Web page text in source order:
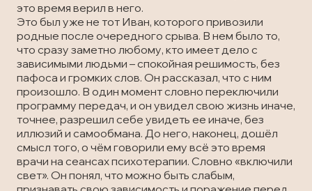
это время верил в него.
Это был уже не тот Иван, которого привозили
родные после очередного срыва. В нем было то,
что сразу заметно любому, кто имеет дело с
зависимыми людьми – спокойная решимость, без
пафоса и громких слов. Он рассказал, что с ним
произошло. В один момент словно переключили
программу передач, и он увидел свою жизнь иначе,
точнее, разрешил себе увидеть ее иначе, без
иллюзий и самообмана. До него, наконец, дошёл
смысл того, о чём говорили ему всё это время
врачи на сеансах психотерапии. Словно «включили
свет». Он понял, что можно быть слабым,